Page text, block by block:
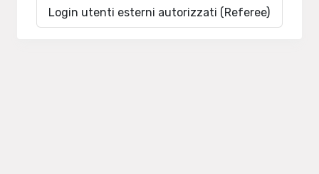
Login utenti esterni autorizzati (Referee)